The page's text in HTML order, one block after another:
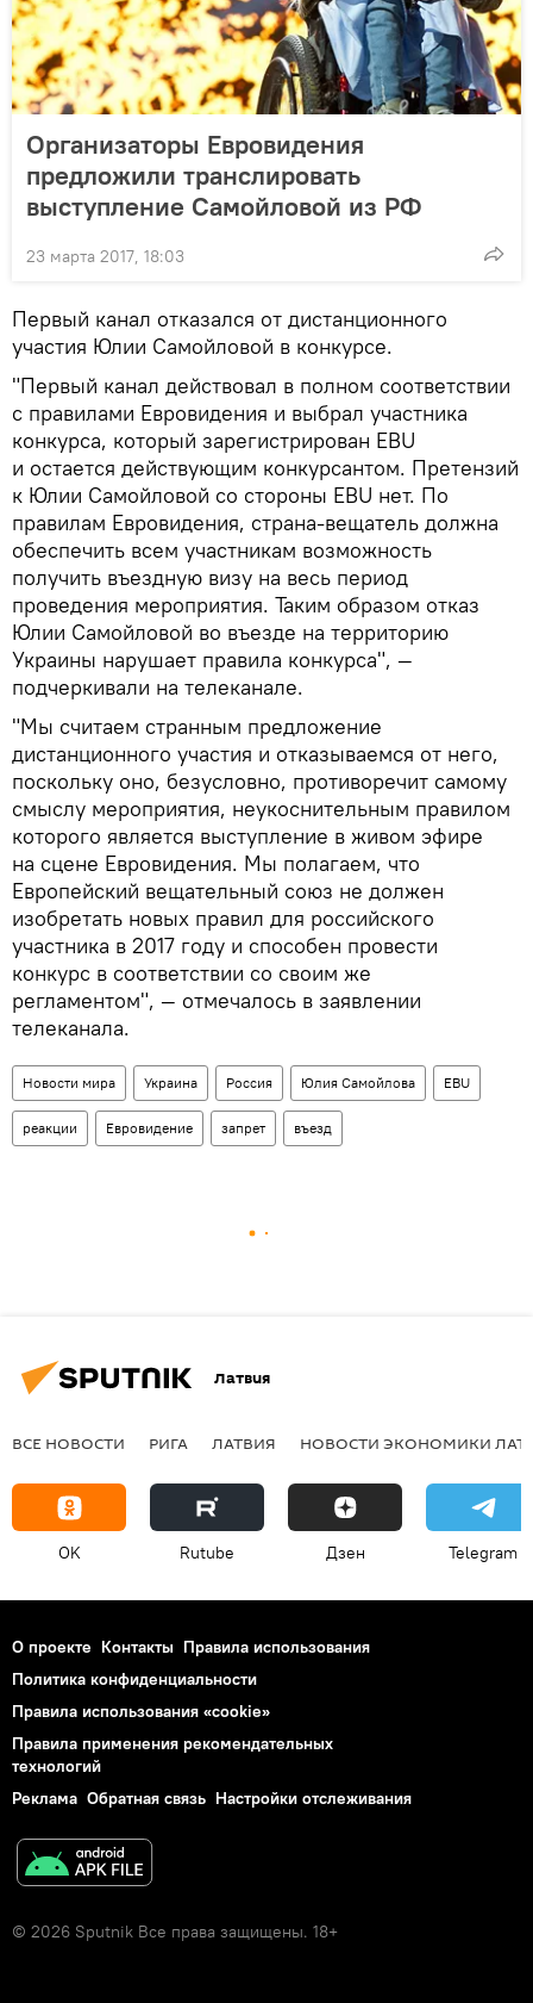
Организаторы Евровидения
предложили транслировать
выступление Самойловой из РФ
23 марта 2017, 18:03
Первый канал отказался от дистанционного
участия Юлии Самойловой в конкурсе.
"Первый канал действовал в полном соответствии
с правилами Евровидения и выбрал участника
конкурса, который зарегистрирован EBU
и остается действующим конкурсантом. Претензий
к Юлии Самойловой со стороны EBU нет. По
правилам Евровидения, страна-вещатель должна
обеспечить всем участникам возможность
получить въездную визу на весь период
проведения мероприятия. Таким образом отказ
Юлии Самойловой во въезде на территорию
Украины нарушает правила конкурса", —
подчеркивали на телеканале.
"Мы считаем странным предложение
дистанционного участия и отказываемся от него,
поскольку оно, безусловно, противоречит самому
смыслу мероприятия, неукоснительным правилом
которого является выступление в живом эфире
на сцене Евровидения. Мы полагаем, что
Европейский вещательный союз не должен
изобретать новых правил для российского
участника в 2017 году и способен провести
конкурс в соответствии со своим же
регламентом", — отмечалось в заявлении
телеканала.
Новости мира Украина Россия Юлия Самойлова EBU
реакции Евровидение запрет въезд
Латвия
ВСЕ НОВОСТИ РИГА ЛАТВИЯ НОВОСТИ ЭКОНОМИКИ
OK Rutube Дзен Telegram
О проекте Контакты Правила использования
Политика конфиденциальности
Правила использования «cookie»
Правила применения рекомендательных
технологий
Реклама Обратная связь Настройки отслеживания
© 2026 Sputnik Все права защищены. 18+